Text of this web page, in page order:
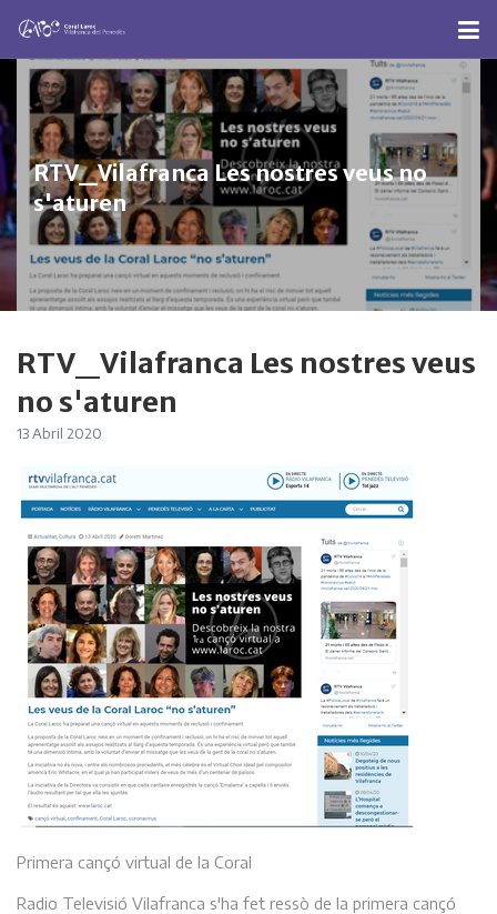
RTV_Vilafranca Les nostres veus no
s'aturen
RTV_Vilafranca Les nostres veus
no s'aturen
13 Abril 2020
Primera cançó virtual de la Coral
Radio Televisió Vilafranca s'ha fet ressò de la primera cançó